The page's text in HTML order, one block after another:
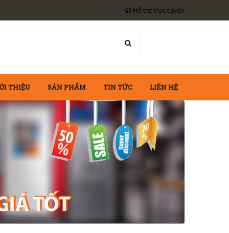
Hỗ trợ trực tuyến
THIỆU SẢN PHẨM TIN TỨC LIÊN HỆ